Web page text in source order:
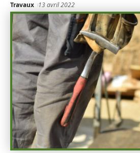
Travaux 13 avril 2022